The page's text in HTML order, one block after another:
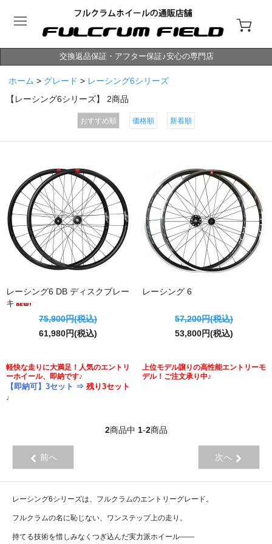
交換返品保証・アフター保証♪安心の専門店
ホーム > グレード > レーシング6シリーズ
【レーシング6シリーズ】 2商品
おすすめ順 価格順 新着順
レーシング6 DB ディスクブレー
キ
75,900円(税込)
61,980円(税込)
軽快な走りに大満足！人気のエントリ
ーホイール、即納です♪
【即納可】3セット ⇒ 残り3セット
♩
レーシング 6
57,200円(税込)
53,800円(税込)
上位モデル譲りの高性能エントリーモ
デル！ご注文承り中♪
2商品中 1-2商品
前へ 次へ
レーシング6シリーズは、フルクラムのエントリーグレード。
フルクラムの名に恥じない、ワンステップ上の走り。
持てる技術を惜しみなくつぎ込んだ実力派ホイール――